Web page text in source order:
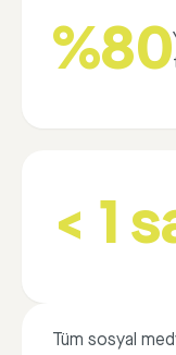
%80
< 1
Tüm sosyal